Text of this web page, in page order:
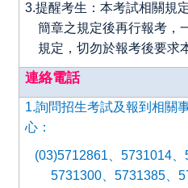
3.提醒考生：本考試相關規
簡章之規定後再行報考，
規定，切勿於報考後要求
連絡電話
1.詢問招生考試及報到相關
心：
(03)5712861 、5731014
5731300、5731385、